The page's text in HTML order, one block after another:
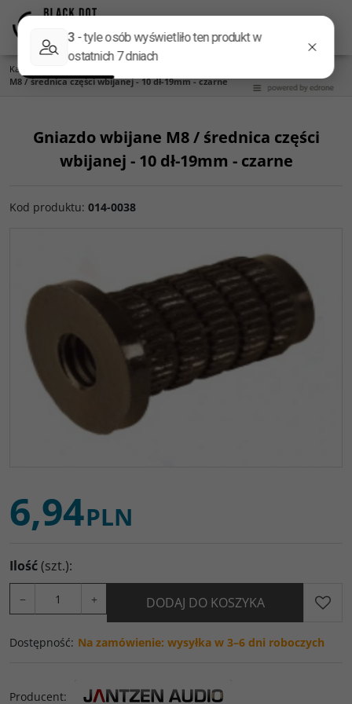
MenuPanel
Kategoria główna
M8 / średnica części wbijanej - 10 dł-19mm - czarne
Gniazdo wbijane M8 / średnica części
wbijanej - 10 dł-19mm - czarne
Kod produktu: 014-0038
6,94PLN
Ilość(szt.):
− + DODAJ DO KOSZYKA
Dostępność: Na zamówienie: wysyłka w 3–6 dni roboczych
Producent: